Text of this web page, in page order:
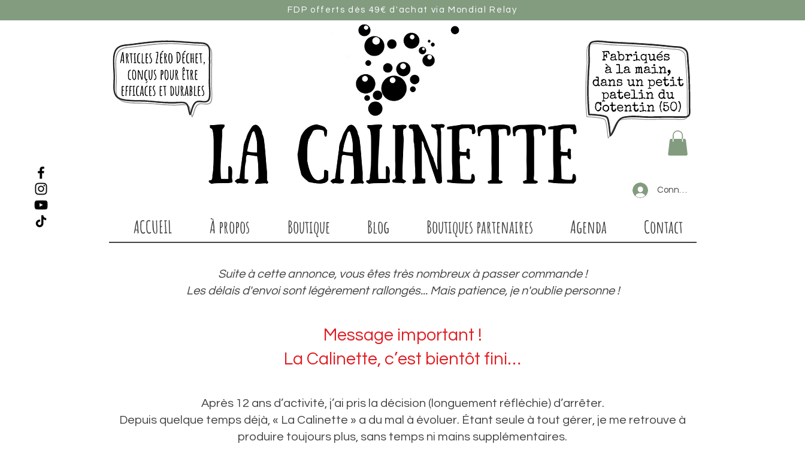
FDP offerts dès 49€ d'achat via Mondial Relay
Connexion
ACCUEIL À propos Boutique Blog Boutiques partenaires Agenda Contact
Suite à cette annonce, vous êtes très nombreux à passer commande !
Les délais d'envoi sontlégèrement rallongés... Mais patience, je n'oublie personne !
Message important !
La Calinette, c’est bientôt fini…
Après 12 ans d’activité, j’ai pris la décision (longuement réfléchie) d’arrêter.
Depuis quelque temps déjà, « La Calinette » a du mal à évoluer. Étant seule à tout gérer, je me retrouve à
produire toujours plus, sans temps ni mains supplémentaires.